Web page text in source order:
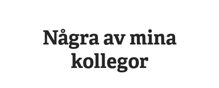
Några av mina
kollegor